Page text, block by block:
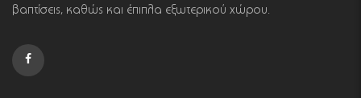
βαπτίσεις, καθώς και έπιπλα εξωτερικού χώρου.